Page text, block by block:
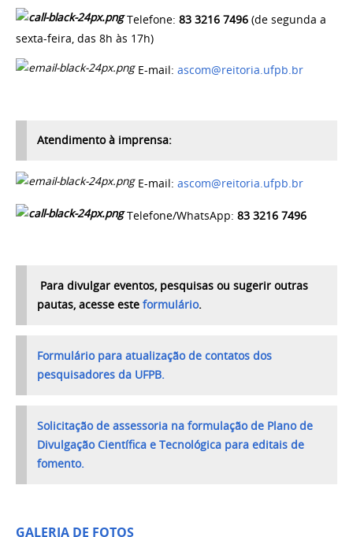
Telefone: 83 3216 7496 (de segunda a
sexta-feira, das 8h às 17h)
E-mail: ascom@reitoria.ufpb.br
Atendimento à imprensa:
E-mail: ascom@reitoria.ufpb.br
Telefone/WhatsApp: 83 3216 7496
Para divulgar eventos, pesquisas ou sugerir outras
pautas, acesse esteformulário.
Formulário para atualização de contatos dos
pesquisadores da UFPB.
Solicitação de assessoria na formulação de Plano de
Divulgação Científica e Tecnológica para editais de
fomento.
GALERIA DE FOTOS